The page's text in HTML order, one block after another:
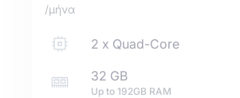
/μήνα
2 x Quad-Core
32 GB
Up to 192GB RAM